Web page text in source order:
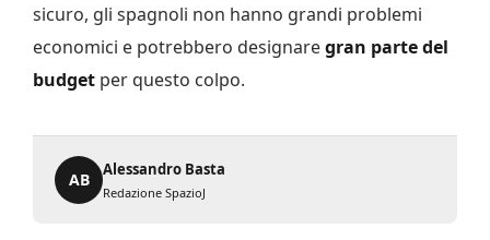
sicuro, gli spagnoli non hanno grandi problemi
economici e potrebbero designaregran parte del
budget per questo colpo.
AB
Alessandro Basta
Redazione SpazioJ